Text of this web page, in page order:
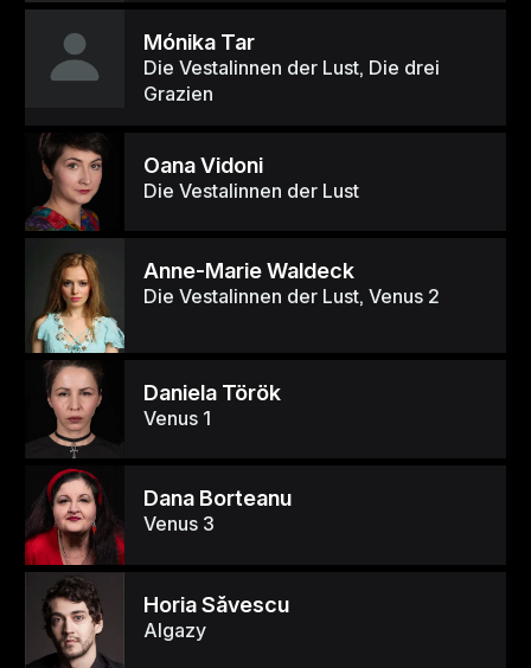
Mónika Tar
Die Vestalinnen der Lust, Die drei
Grazien
Oana Vidoni
Die Vestalinnen der Lust
Anne-Marie Waldeck
Die Vestalinnen der Lust, Venus 2
Daniela Török
Venus 1
Dana Borteanu
Venus 3
Horia Săvescu
Algazy